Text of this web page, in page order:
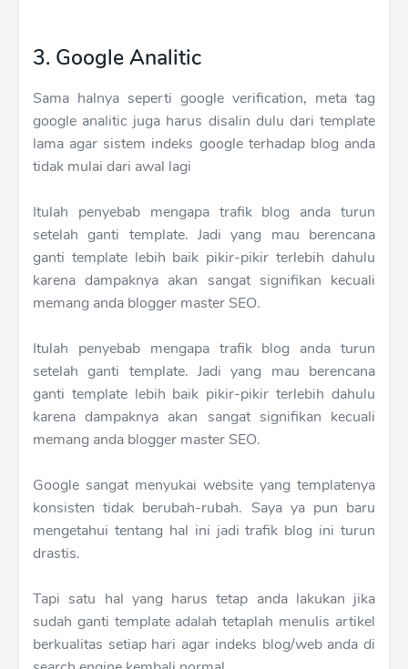
3. Google Analitic
Sama halnya seperti google verification, meta tag
google analitic juga harus disalin dulu dari template
lama agar sistem indeks google terhadap blog anda
tidak mulai dari awal lagi
Itulah penyebab mengapa trafik blog anda turun
setelah ganti template. Jadi yang mau berencana
ganti template lebih baik pikir-pikir terlebih dahulu
karena dampaknya akan sangat signifikan kecuali
memang anda blogger master SEO.
Itulah penyebab mengapa trafik blog anda turun
setelah ganti template. Jadi yang mau berencana
ganti template lebih baik pikir-pikir terlebih dahulu
karena dampaknya akan sangat signifikan kecuali
memang anda blogger master SEO.
Google sangat menyukai website yang templatenya
konsisten tidak berubah-rubah. Saya ya pun baru
mengetahui tentang hal ini jadi trafik blog ini turun
drastis.
Tapi satu hal yang harus tetap anda lakukan jika
sudah ganti template adalah tetaplah menulis artikel
berkualitas setiap hari agar indeks blog/web anda di